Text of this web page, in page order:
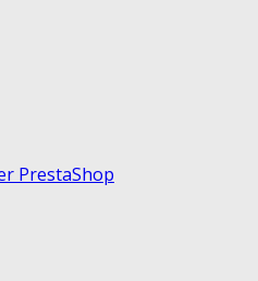
PrestaShop